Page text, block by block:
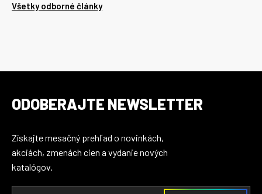
Všetky odborné články
ODOBERAJTE NEWSLETTER
Získajte mesačný prehľad o novinkách,
akciách, zmenách cien a vydanie nových
katalógov.